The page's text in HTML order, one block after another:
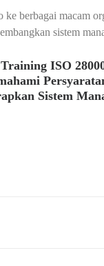
berbagai macam
sistem
ISO
Sistem